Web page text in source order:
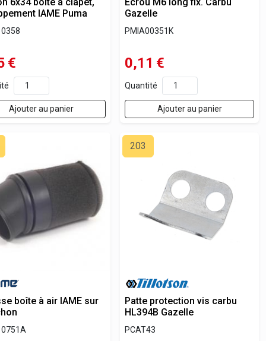
IAME Puma
€
Ajouter au panier
Gazelle
PMIA00351K
0,11 €
Quantité
Ajouter au panier
boîte à air IAME sur
203
Patte protection vis carbu
HL394B Gazelle
PCAT43